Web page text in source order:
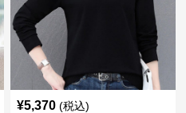
¥5,370 (税込)